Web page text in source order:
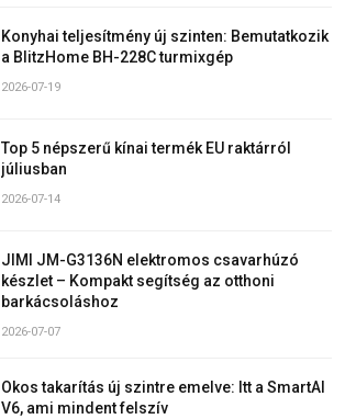
Konyhai teljesítmény új szinten: Bemutatkozik
a BlitzHome BH-228C turmixgép
2026-07-19
Top 5 népszerű kínai termék EU raktárról
júliusban
2026-07-14
JIMI JM-G3136N elektromos csavarhúzó
készlet – Kompakt segítség az otthoni
barkácsoláshoz
2026-07-07
Okos takarítás új szintre emelve: Itt a SmartAI
V6, ami mindent felszív